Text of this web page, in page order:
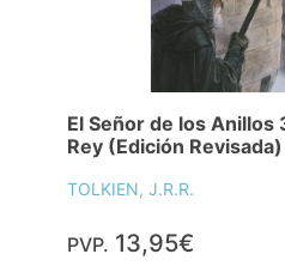
El Señor de los Anillos
Rey (Edición Revisada)
TOLKIEN, J.R.R.
PVP. 13,95€